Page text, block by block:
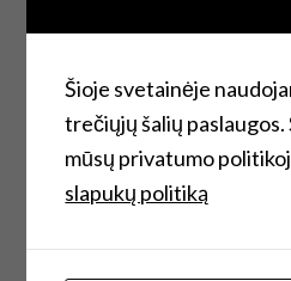
Great things are
Something big is
Šioje svetainėje
trečiųjų šalių
mūsų privatumo
slapukų politiką